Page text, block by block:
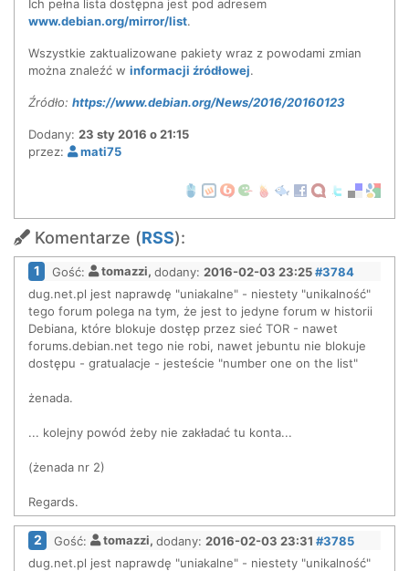
Ich pełna lista dostępna jest pod adresem
www.debian.org/mirror/list.
Wszystkie zaktualizowane pakiety wraz z powodami zmian
można znaleźć w informacji źródłowej.
Źródło: https://www.debian.org/News/2016/20160123
Dodany: 23 sty 2016 o 21:15
przez:
mati75
Komentarze (RSS):
1 Gość: tomazzi,dodany: 2016-02-03 23:25#3784
dug.net.pl jest naprawdę "uniakalne" - niestety "unikalność"
tego forum polega na tym, że jest to jedyne forum w historii
Debiana, które blokuje dostęp przez sieć TOR - nawet
forums.debian.net tego nie robi, nawet jebuntu nie blokuje
dostępu - gratualacje - jesteście "number one on the list"
żenada.
... kolejny powód żeby nie zakładać tu konta...
(żenada nr 2)
Regards.
2 Gość: tomazzi,dodany: 2016-02-03 23:31#3785
dug.net.pl jest naprawdę "uniakalne" - niestety "unikalność"